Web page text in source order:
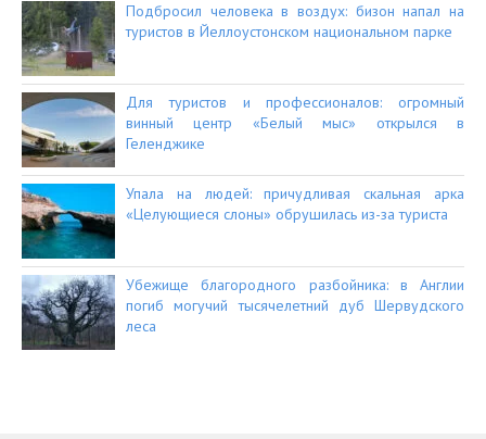
Подбросил человека в воздух: бизон напал на
туристов в Йеллоустонском национальном парке
Для туристов и профессионалов: огромный
винный центр «Белый мыс» открылся в
Геленджике
Упала на людей: причудливая скальная арка
«Целующиеся слоны» обрушилась из-за туриста
Убежище благородного разбойника: в Англии
погиб могучий тысячелетний дуб Шервудского
леса